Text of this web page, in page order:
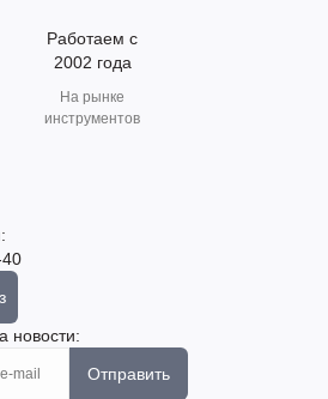
Работаем с
2002 года
На рынке
инструментов
новости:
Отправить